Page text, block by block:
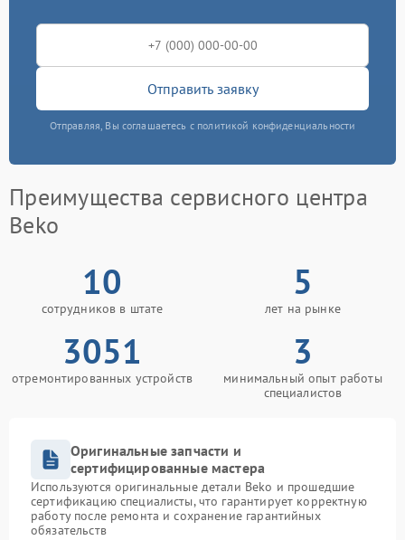
Отправить заявку
Отправляя, Вы соглашаетесь с политикой конфиденциальности
Преимущества сервисного центра
Beko
10
сотрудников в штате
5
лет на рынке
3051
отремонтированных устройств
3
минимальный опыт работы
специалистов
Оригинальные запчасти и
сертифицированные мастера
Используются оригинальные детали Beko и прошедшие
сертификацию специалисты, что гарантирует корректную
работу после ремонта и сохранение гарантийных
обязательств